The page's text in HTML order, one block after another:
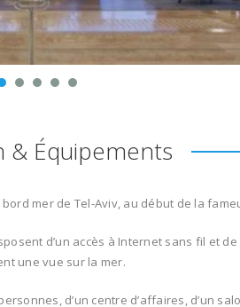
& Équipements
mer de Tel-Aviv, au début de la
d’un accès à Internet sans fil et
une vue sur la mer.
d’un centre d’affaires, d’un